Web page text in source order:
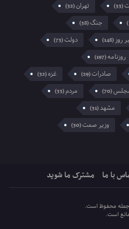
(33) تهران(32)
جنگ(38)
روز(148) دولت(73)
روزنامه(197)
صادرات(29) غزه(32)
(70) مردم(33)
مشهد(31)
وزیر صمت(30)
با ما مشترک ما شوید
جمله محفوظ است.
است.